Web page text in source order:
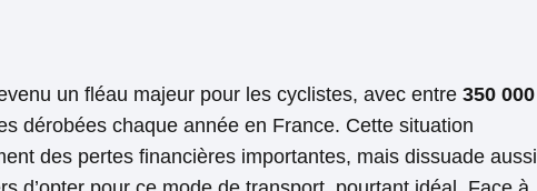
un fléau majeur pour les cyclistes, avec entre 350 000
dérobées chaque année en France. Cette situation
des pertes financières importantes, mais dissuade aussi